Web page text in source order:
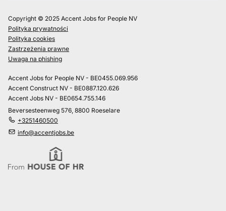
Copyright © 2025 Accent Jobs for People NV
Polityka prywatności
Polityka cookies
Zastrzeżenia prawne
Uwaga na phishing
Accent Jobs for People NV - BE0455.069.956
Accent Construct NV - BE0887.120.626
Accent Jobs NV - BE0654.755.146
Beversesteenweg 576, 8800 Roeselare
+3251460500
info@accentjobs.be